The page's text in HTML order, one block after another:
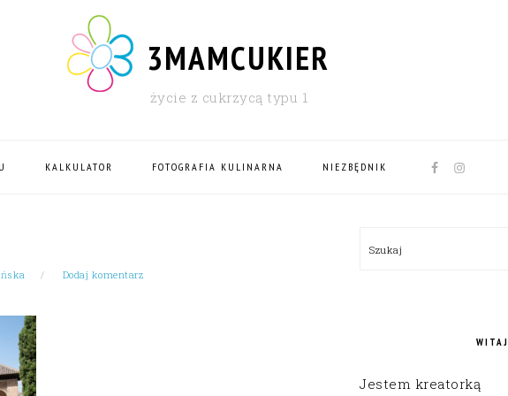
3MAMCUKIER
życie z cukrzycą typu 1
KALKULATOR FOTOGRAFIA KULINARNA NIEZBĘDNIK
NAV
Dodaj komentarz
SIDEBAR
Szukaj
WITAJ
Jestem kreatorką